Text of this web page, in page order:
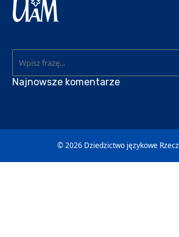
Najnowsze komentarze
© 2026 Dziedzictwo językowe